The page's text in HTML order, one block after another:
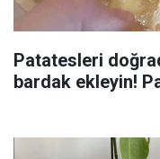
Patatesleri
bardak ekleyin!